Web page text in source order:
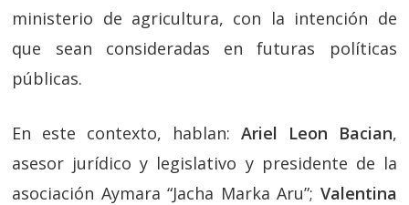
ministerio de agricultura, con la intención de
que sean consideradas en futuras políticas
públicas.
En este contexto, hablan: Ariel Leon Bacian,
asesor jurídico y legislativo y presidente de la
asociación Aymara “Jacha Marka Aru”; Valentina